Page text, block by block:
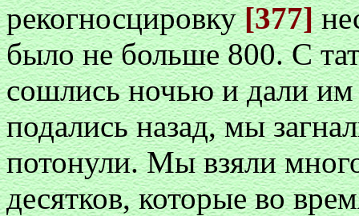
рекогносцировку[377]
было не больше 800. С
сошлись ночью и дали им
подались назад, мы
потонули. Мы взяли
десятков, которые во